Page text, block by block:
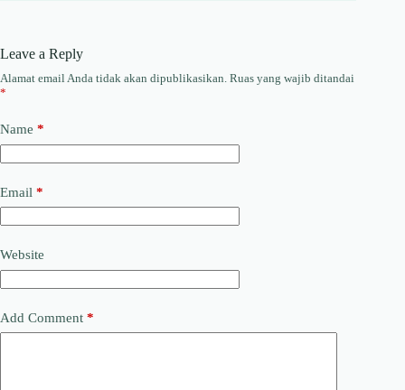
Leave a Reply
Alamat email Anda tidak akan dipublikasikan. Ruas yang wajib ditandai
*
Name *
Email *
Website
Add Comment *